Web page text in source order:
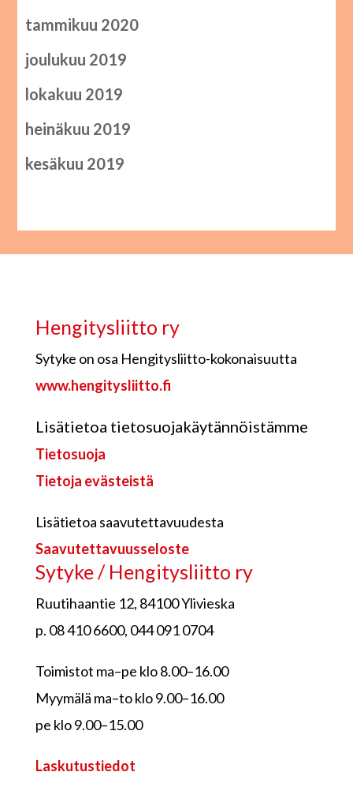
tammikuu 2020
joulukuu 2019
lokakuu 2019
heinäkuu 2019
kesäkuu 2019
Hengitysliitto ry
Sytyke on osa Hengitysliitto-kokonaisuutta
www.hengitysliitto.fi
Lisätietoa tietosuojakäytännöistämme
Tietosuoja
Tietoja evästeistä
Lisätietoa saavutettavuudesta
Saavutettavuusseloste
Sytyke / Hengitysliitto ry
Ruutihaantie 12, 84100 Ylivieska
p. 08 410 6600, 044 091 0704
Toimistot ma–pe klo 8.00–16.00
Myymälä ma–to klo 9.00–16.00
pe klo 9.00–15.00
Laskutustiedot